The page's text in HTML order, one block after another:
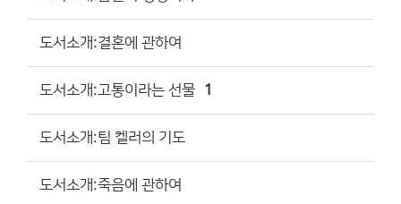
도서소개:결혼에 관하여
도서소개:고통이라는 선물 1
도서소개:팀 켈러의 기도
도서소개:죽음에 관하여